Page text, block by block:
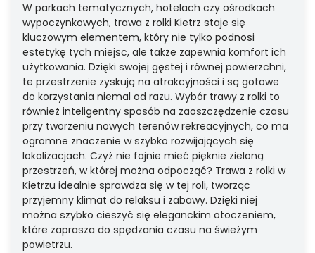
W parkach tematycznych, hotelach czy ośrodkach
wypoczynkowych, trawa z rolki Kietrz staje się
kluczowym elementem, który nie tylko podnosi
estetykę tych miejsc, ale także zapewnia komfort ich
użytkowania. Dzięki swojej gęstej i równej powierzchni,
te przestrzenie zyskują na atrakcyjności i są gotowe
do korzystania niemal od razu. Wybór trawy z rolki to
również inteligentny sposób na zaoszczędzenie czasu
przy tworzeniu nowych terenów rekreacyjnych, co ma
ogromne znaczenie w szybko rozwijających się
lokalizacjach. Czyż nie fajnie mieć pięknie zieloną
przestrzeń, w której można odpocząć? Trawa z rolki w
Kietrzu idealnie sprawdza się w tej roli, tworząc
przyjemny klimat do relaksu i zabawy. Dzięki niej
można szybko cieszyć się eleganckim otoczeniem,
które zaprasza do spędzania czasu na świeżym
powietrzu.